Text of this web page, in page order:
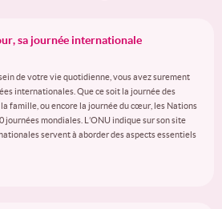
sa journée internationale
de votre vie quotidienne, vous avez surement
internationales. Que ce soit la journée des
famille, ou encore la journée du cœur, les Nations
journées mondiales. L’ONU indique sur son site
servent à aborder des aspects essentiels